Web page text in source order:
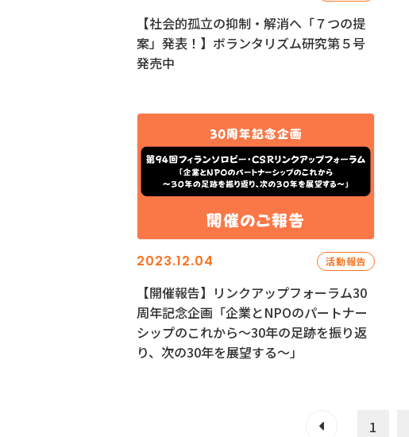
【社会的孤立の抑制・解消へ「７つの提
案」発表！】ボランタリズム研究第５号
発売中
2023.12.04 活動報告
【開催報告】リンクアップフォーラム30
周年記念企画「企業とNPOのパートナー
シップのこれから～30年の足跡を振り返
り、次の30年を展望する～」
1